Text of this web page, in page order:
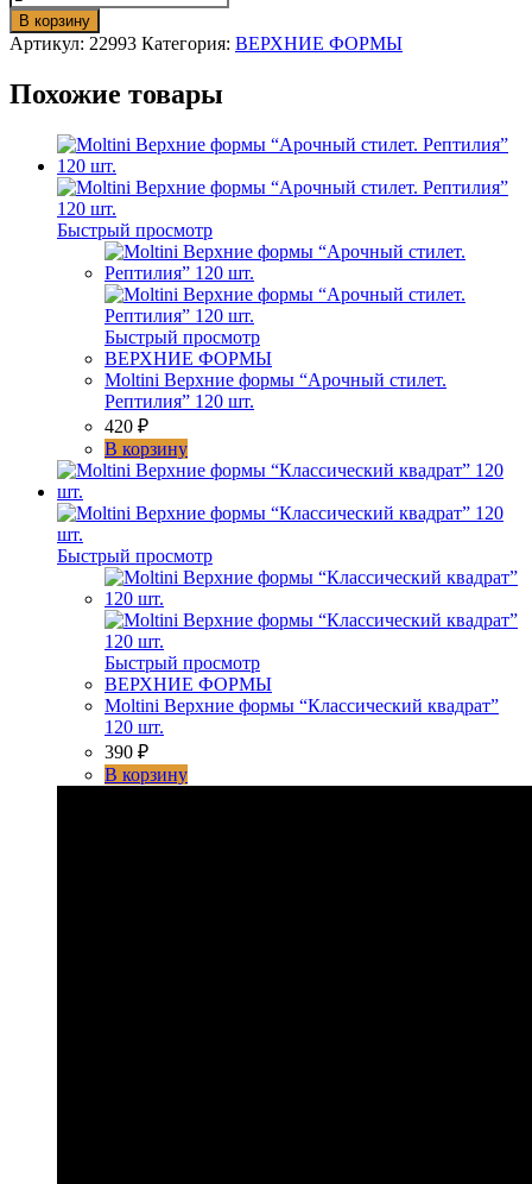
товара
Moltini
Верхние
"Классический
В корзину
Артикул: 22993 Категория: ВЕРХНИЕ ФОРМЫ
Похожие товары
Быстрый просмотр
Быстрый просмотр
ВЕРХНИЕ ФОРМЫ
Moltini Верхние формы “Арочный стилет.
Рептилия” 120 шт.
420 ₽
В корзину
Быстрый просмотр
Быстрый просмотр
ВЕРХНИЕ ФОРМЫ
Moltini Верхние формы “Классический квадрат”
120 шт.
390 ₽
В корзину